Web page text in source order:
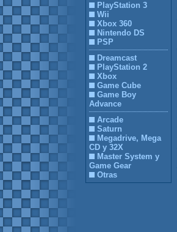
PlayStation 3
Wii
Xbox 360
Nintendo DS
PSP
Dreamcast
PlayStation 2
Xbox
Game Cube
Game Boy
Advance
Arcade
Saturn
Megadrive, Mega
CD y 32X
Master System y
Game Gear
Otras